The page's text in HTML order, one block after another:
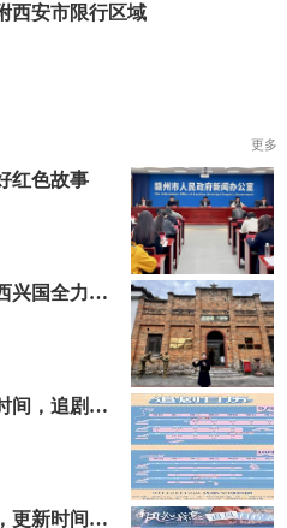
西安市限行区域
更多
红色故事
“红色”让老区更出彩——江西兴国全力打造红色文化传承发展创新示范区
踮起脚尖靠近你电视剧更新时间，追剧日历及剧情简介
南风知我意电视剧追剧日历，更新时间一览表